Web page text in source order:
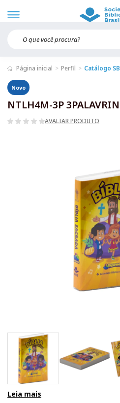
Página inicial Perfil Catálogo
Novo
NTLH4M-3P
AVALIAR PRODUTO
Leia mais